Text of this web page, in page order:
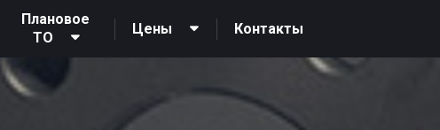
Плановое
ТО
Цены Контакты